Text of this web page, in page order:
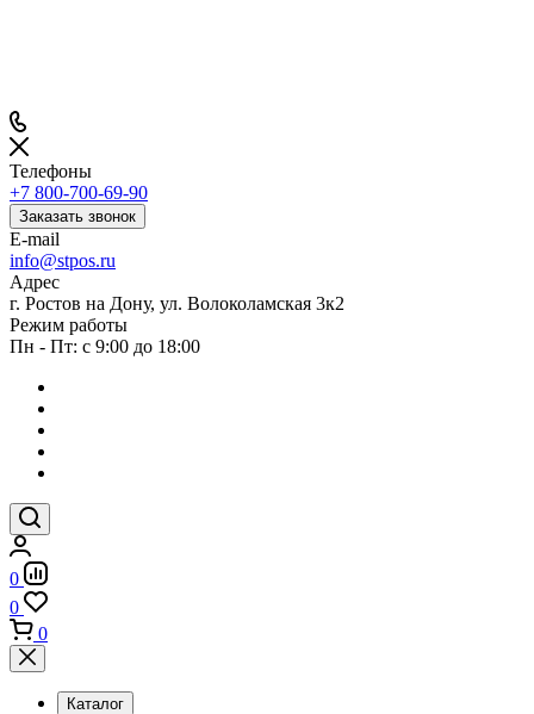
Телефоны
+7 800-700-69-90
Заказать звонок
E-mail
info@stpos.ru
Адрес
г. Ростов на Дону, ул. Волоколамская 3к2
Режим работы
Пн - Пт: с 9:00 до 18:00
0
0
0
Каталог